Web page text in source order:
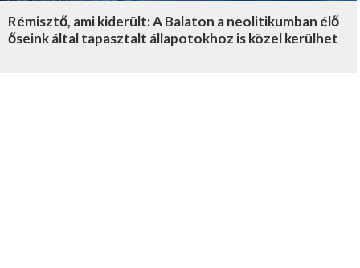
Rémisztő, ami kiderült: A Balaton a neolitikumban élő
őseink által tapasztalt állapotokhoz is közel kerülhet